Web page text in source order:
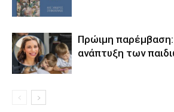
Πρώιμη παρέμβαση:
ανάπτυξη των